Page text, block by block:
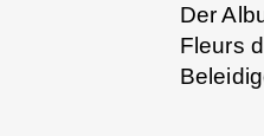
Der
Fleurs